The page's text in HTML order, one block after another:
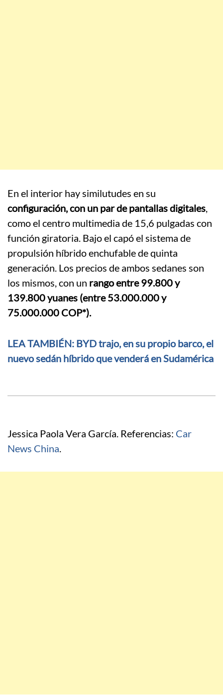
En el interior hay similutudes en su
configuración, con un par de pantallas digitales,
como el centro multimedia de 15,6 pulgadas con
función giratoria. Bajo el capó el sistema de
propulsión híbrido enchufable de quinta
generación. Los precios de ambos sedanes son
los mismos, con un rango entre 99.800 y
139.800 yuanes (entre 53.000.000 y
75.000.000 COP*).
LEA TAMBIÉN: BYD trajo, en su propio barco, el
nuevo sedán híbrido que venderá en Sudamérica
Jessica Paola Vera García. Referencias: Car
News China.